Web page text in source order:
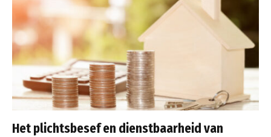
Het plichtsbesef en dienstbaarheid van